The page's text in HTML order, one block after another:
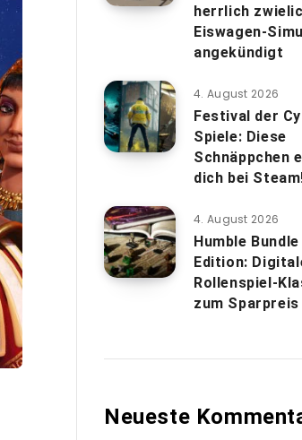
herrlich
Eiswagen-
angekündigt
4. August 2026
Festival der
Spiele: Diese
Schnäppchen
dich bei
4. August 2026
Humble Bundle
Edition:
Rollenspiel-
zum Sparpreis
Neueste